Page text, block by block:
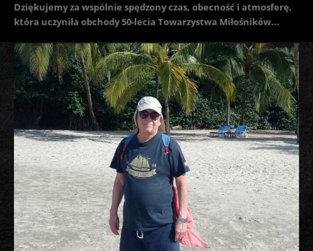
Dziękujemy za wspólnie spędzony czas, obecność i atmosferę,
która uczyniła obchody 50-lecia Towarzystwa Miłośników...